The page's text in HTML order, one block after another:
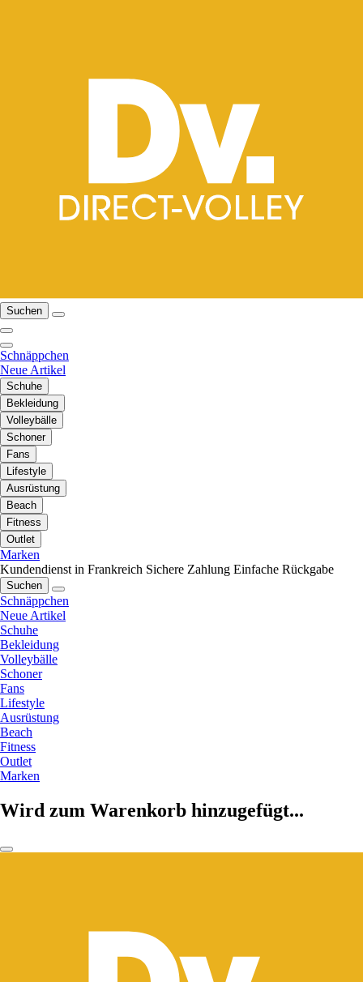
Suchen
Schnäppchen
Neue Artikel
Schuhe
Bekleidung
Volleybälle
Schoner
Fans
Lifestyle
Ausrüstung
Beach
Fitness
Outlet
Marken
Kundendienst in Frankreich Sichere Zahlung Einfache Rückgabe
Suchen
Schnäppchen
Neue Artikel
Schuhe
Bekleidung
Volleybälle
Schoner
Fans
Lifestyle
Ausrüstung
Beach
Fitness
Outlet
Marken
Wird zum Warenkorb hinzugefügt...